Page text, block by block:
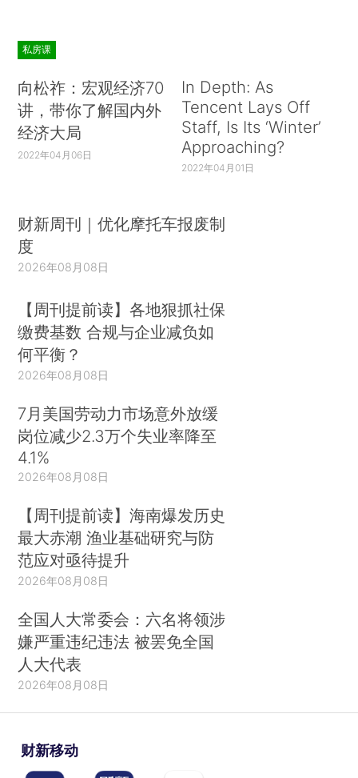
私房课
向松祚：宏观经济70
讲，带你了解国内外
经济大局
2022年04月06日
In Depth: As
Tencent Lays Off
Staff, Is Its ‘Winter’
Approaching?
2022年04月01日
财新周刊｜优化摩托车报废制
度
2026年08月08日
【周刊提前读】各地狠抓社保
缴费基数 合规与企业减负如
何平衡？
2026年08月08日
7月美国劳动力市场意外放缓
岗位减少2.3万个失业率降至
4.1%
2026年08月08日
【周刊提前读】海南爆发历史
最大赤潮 渔业基础研究与防
范应对亟待提升
2026年08月08日
全国人大常委会：六名将领涉
嫌严重违纪违法 被罢免全国
人大代表
2026年08月08日
财新移动